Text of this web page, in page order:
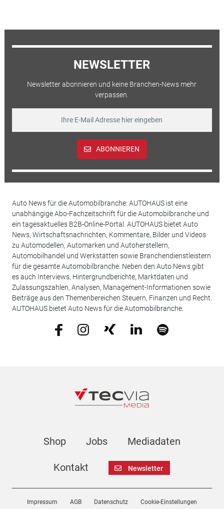
NEWSLETTER
Newsletter abonnieren und keine Branchen-News mehr
verpassen.
ABONNIEREN
Auto News für die Automobilbranche: AUTOHAUS ist eine
unabhängige Abo-Fachzeitschrift für die Automobilbranche und
ein tagesaktuelles B2B-Online-Portal. AUTOHAUS bietet Auto
News, Wirtschaftsnachrichten, Kommentare, Bilder und Videos
zu Automodellen, Automarken und Autoherstellern,
Automobilhandel und Werkstätten sowie Branchendienstleistern
für die gesamte Automobilbranche. Neben den Auto News gibt
es auch Interviews, Hintergrundberichte, Marktdaten und
Zulassungszahlen, Analysen, Management-Informationen sowie
Beiträge aus den Themenbereichen Steuern, Finanzen und Recht.
AUTOHAUS bietet Auto News für die Automobilbranche.
Shop Jobs Mediadaten
Kontakt Newsletter
Impressum AGB Datenschutz Cookie-Einstellungen